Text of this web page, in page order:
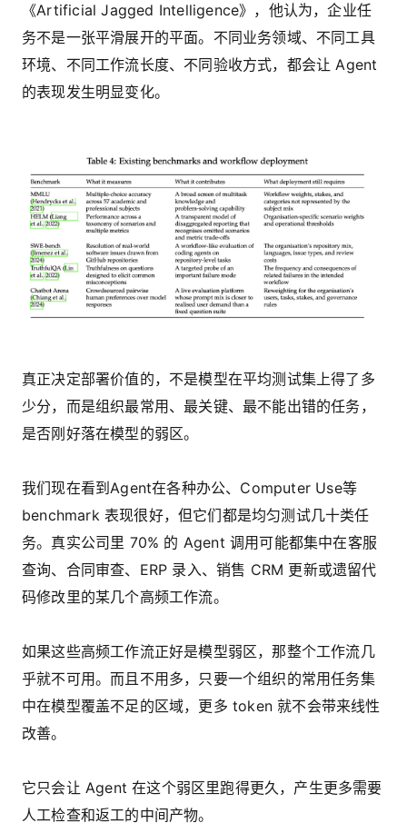
《Artificial Jagged Intelligence》，他认为，企业任
务不是一张平滑展开的平面。不同业务领域、不同工具
环境、不同工作流长度、不同验收方式，都会让 Agent
的表现发生明显变化。
真正决定部署价值的，不是模型在平均测试集上得了多
少分，而是组织最常用、最关键、最不能出错的任务，
是否刚好落在模型的弱区。
我们现在看到Agent在各种办公、Computer Use等
benchmark 表现很好，但它们都是均匀测试几十类任
务。真实公司里 70% 的 Agent 调用可能都集中在客服
查询、合同审查、ERP 录入、销售 CRM 更新或遗留代
码修改里的某几个高频工作流。
如果这些高频工作流正好是模型弱区，那整个工作流几
乎就不可用。而且不用多，只要一个组织的常用任务集
中在模型覆盖不足的区域，更多 token 就不会带来线性
改善。
它只会让 Agent 在这个弱区里跑得更久，产生更多需要
人工检查和返工的中间产物。